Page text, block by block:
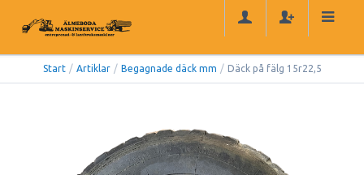
Start / Artiklar / Begagnade däck mm / Däck på fälg 15r22,5